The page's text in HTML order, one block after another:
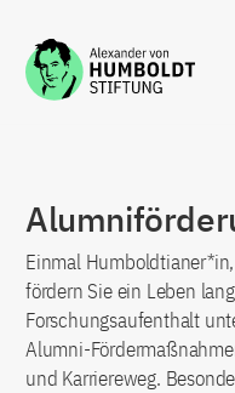
Zum Inhalt springen
Einmal
fördern Sie ein Leben
Forschungsaufenthalt
Alumni-
und Karriereweg.